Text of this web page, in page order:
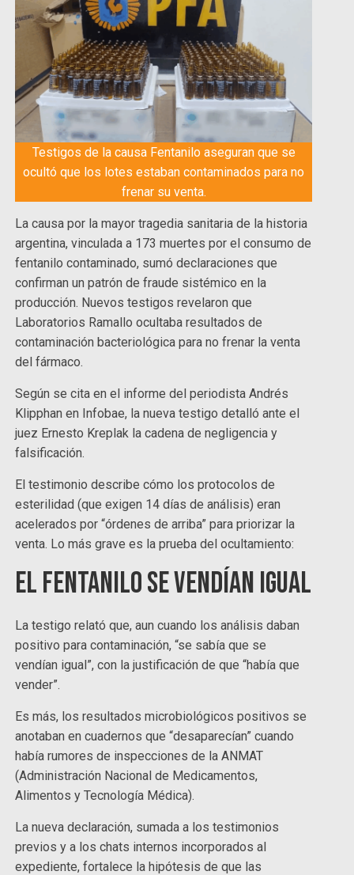
Testigos de la causa Fentanilo aseguran que se
ocultó que los lotes estaban contaminados para no
frenar su venta.
La causa por la mayor tragedia sanitaria de la historia
argentina, vinculada a 173 muertes por el consumo de
fentanilo contaminado, sumó declaraciones que
confirman un patrón de fraude sistémico en la
producción. Nuevos testigos revelaron que
Laboratorios Ramallo ocultaba resultados de
contaminación bacteriológica para no frenar la venta
del fármaco.
Según se cita en el informe del periodista Andrés
Klipphan en Infobae, la nueva testigo detalló ante el
juez Ernesto Kreplak la cadena de negligencia y
falsificación.
El testimonio describe cómo los protocolos de
esterilidad (que exigen 14 días de análisis) eran
acelerados por “órdenes de arriba” para priorizar la
venta. Lo más grave es la prueba del ocultamiento:
El fentanilo se vendían igual
La testigo relató que, aun cuando los análisis daban
positivo para contaminación, “se sabía que se
vendían igual”, con la justificación de que “había que
vender”.
Es más, los resultados microbiológicos positivos se
anotaban en cuadernos que “desaparecían” cuando
había rumores de inspecciones de la ANMAT
(Administración Nacional de Medicamentos,
Alimentos y Tecnología Médica).
La nueva declaración, sumada a los testimonios
previos y a los chats internos incorporados al
expediente, fortalece la hipótesis de que las